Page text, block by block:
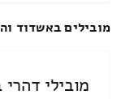
מובילים באשדוד
מובילי